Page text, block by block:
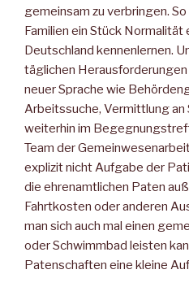
gemeinsam zu verbringen.
Familien ein Stück Normalität
Deutschland kennenlernen.
täglichen
neuer Sprache wie
Arbeitssuche, Vermittlung an
weiterhin im
Team der
explizit nicht Aufgabe der
die ehrenamtlichen Paten
Fahrtkosten oder anderen
man sich auch mal einen
oder Schwimmbad leisten
Patenschaften eine kleine